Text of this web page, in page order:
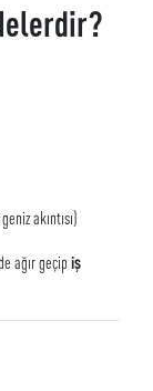
akıntısı)
ağır geçipiş